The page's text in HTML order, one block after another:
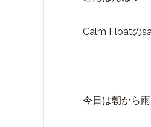
Calm Floatの
今日は朝から